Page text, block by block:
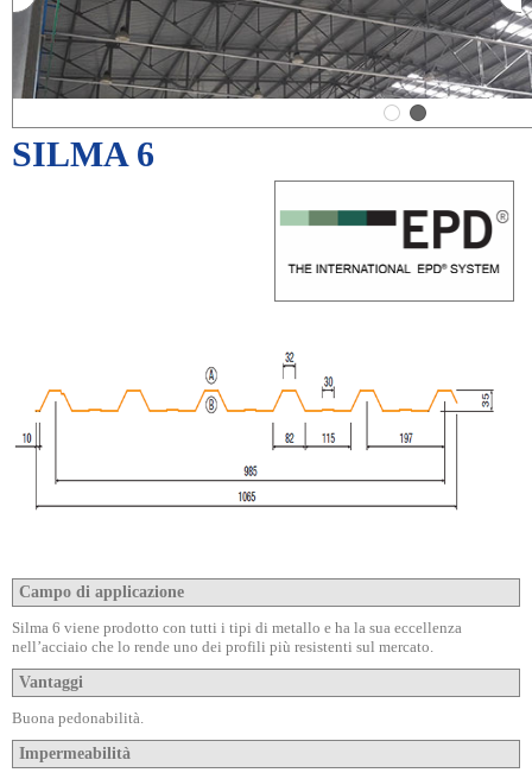
SILMA 6
Campo di applicazione
Silma 6 viene prodotto con tutti i tipi di metallo e ha la sua eccellenza
nell’acciaio che lo rende uno dei profili più resistenti sul mercato.
Vantaggi
Buona pedonabilità.
Impermeabilità